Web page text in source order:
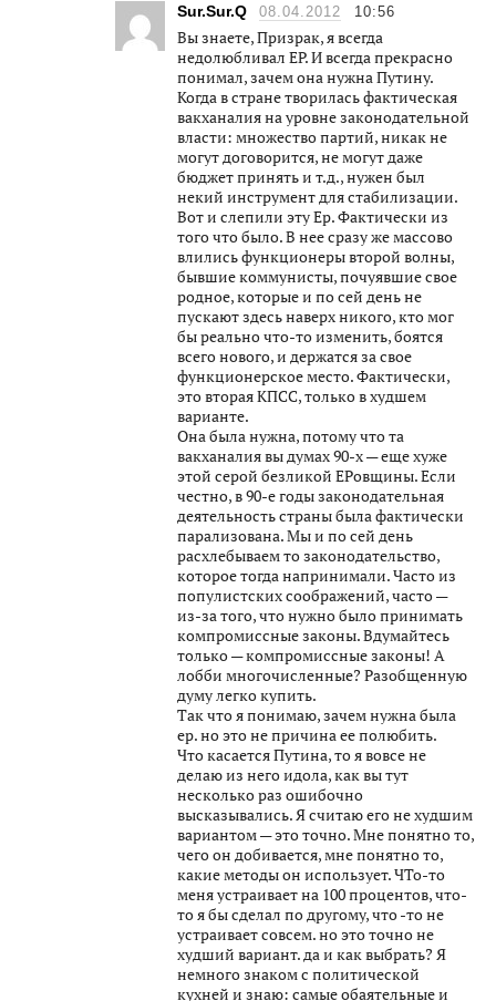
Sur.Sur.Q 08.04.2012 10:56
Вы знаете, Призрак, я всегда
недолюбливал ЕР. И всегда прекрасно
понимал, зачем она нужна Путину.
Когда в стране творилась фактическая
вакханалия на уровне законодательной
власти: множество партий, никак не
могут договорится, не могут даже
бюджет принять и т.д., нужен был
некий инструмент для стабилизации.
Вот и слепили эту Ер. Фактически из
того что было. В нее сразу же массово
влились функционеры второй волны,
бывшие коммунисты, почуявшие свое
родное, которые и по сей день не
пускают здесь наверх никого, кто мог
бы реально что-то изменить, боятся
всего нового, и держатся за свое
функционерское место. Фактически,
это вторая КПСС, только в худшем
варианте.
Она была нужна, потому что та
вакханалия вы думах 90-х — еще хуже
этой серой безликой ЕРовщины. Если
честно, в 90-е годы законодательная
деятельность страны была фактически
парализована. Мы и по сей день
расхлебываем то законодательство,
которое тогда напринимали. Часто из
популистских соображений, часто —
из-за того, что нужно было принимать
компромиссные законы. Вдумайтесь
только — компромиссные законы! А
лобби многочисленные? Разобщенную
думу легко купить.
Так что я понимаю, зачем нужна была
ер. но это не причина ее полюбить.
Что касается Путина, то я вовсе не
делаю из него идола, как вы тут
несколько раз ошибочно
высказывались. Я считаю его не худшим
вариантом — это точно. Мне понятно то,
чего он добивается, мне понятно то,
какие методы он использует. ЧТо-то
меня устраивает на 100 процентов, что-
то я бы сделал по другому, что -то не
устраивает совсем. но это точно не
худший вариант. да и как выбрать? Я
немного знаком с политической
кухней и знаю: самые обаятельные и